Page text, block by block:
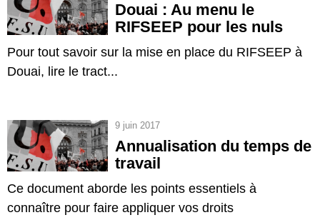
Douai : Au menu le
RIFSEEP pour les nuls
Pour tout savoir sur la mise en place du RIFSEEP à
Douai, lire le tract...
9 juin 2017
Annualisation du temps de
travail
Ce document aborde les points essentiels à
connaître pour faire appliquer vos droits